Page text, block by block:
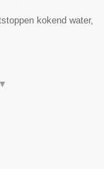
kokend water,
▼